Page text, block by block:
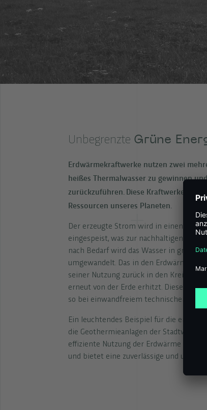
Unbegrenzte Grüne
Erdwärmekraftwerke nutzen zwei
heißes Thermalwasser zu gewinnen
zurückzuführen. Diese Kraftwerke
Ressourcen unseres Planeten.
Der erzeugte Strom wird in einen
eingespeist, was zur nachhaltigen
nach Bedarf wird das Wasser in grüne
umgewandelt. Das in den
seiner Nutzung zurück in den Kreislauf
erneut von der Erde erhitzt. Dieser
so bei einwandfreiem technischem
Ein leuchtendes Beispiel für die
die Geothermieanlagen der Stadtwerke
effiziente Nutzung der Erdwärme stellt
und bietet eine zuverlässige und